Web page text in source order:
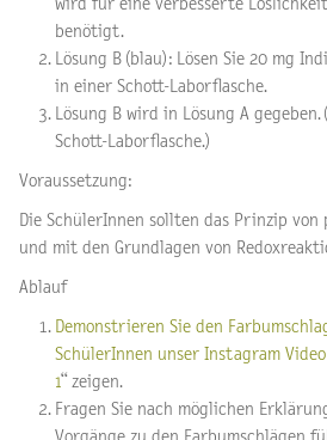
wird für eine verbesserte
benötigt.
Lösung B (blau): Lösen Sie 20 mg
in einer Schott-Laborflasche.
Lösung B wird in Lösung A
Schott-Laborflasche.)
Voraussetzung:
Die SchülerInnen sollten das Prinzip
und mit den Grundlagen von
Ablauf
Demonstrieren Sie den
SchülerInnen unser Instagram
1“ zeigen.
Fragen Sie nach möglichen